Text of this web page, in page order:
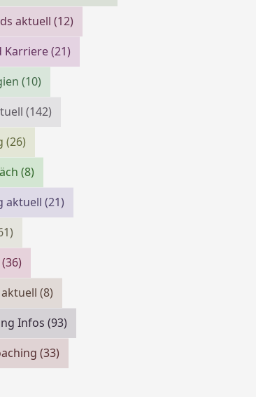
aktuell (12)
Karriere(21)
(10)
(142)
(26)
(8)
aktuell (21)
(36)
(8)
Infos (93)
(33)